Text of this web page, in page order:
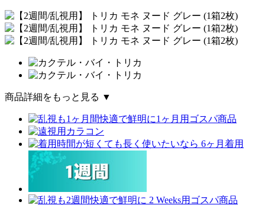
商品詳細をもっと見る ▼